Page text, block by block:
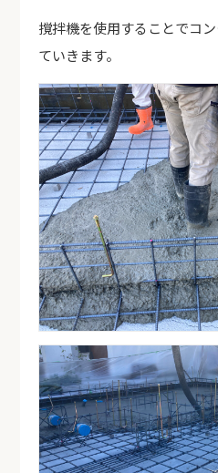
撹拌機を使用することでコ
ていきます。